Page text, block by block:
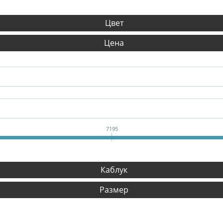
Цвет
Цена
7195
Каблук
Размер